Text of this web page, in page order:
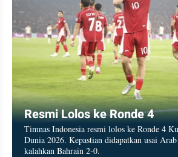
Resmi Lolos ke Ronde 4
Timnas Indonesia resmi lolos ke Ronde 4
Dunia 2026. Kepastian didapatkan usai
kalahkan Bahrain 2-0.